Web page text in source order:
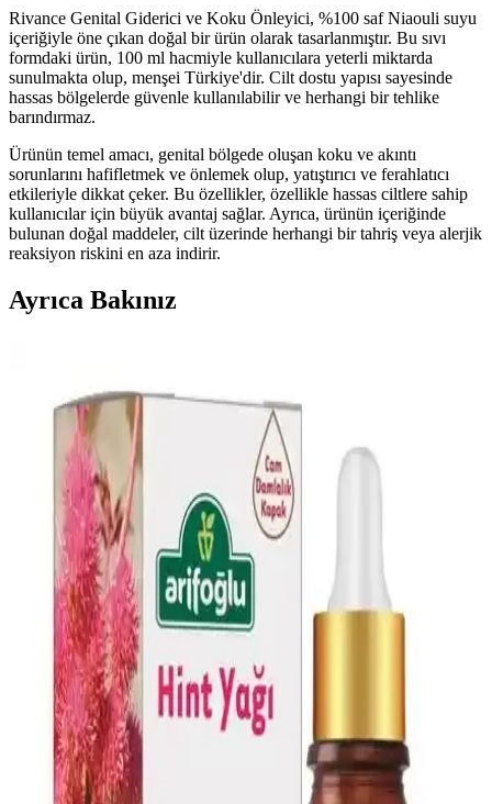
Rivance Genital Giderici ve Koku Önleyici, %100 saf Niaouli suyu
içeriğiyle öne çıkan doğal bir ürün olarak tasarlanmıştır. Bu sıvı
formdaki ürün, 100 ml hacmiyle kullanıcılara yeterli miktarda
sunulmakta olup, menşei Türkiye'dir. Cilt dostu yapısı sayesinde
hassas bölgelerde güvenle kullanılabilir ve herhangi bir tehlike
barındırmaz.
Ürünün temel amacı, genital bölgede oluşan koku ve akıntı
sorunlarını hafifletmek ve önlemek olup, yatıştırıcı ve ferahlatıcı
etkileriyle dikkat çeker. Bu özellikler, özellikle hassas ciltlere sahip
kullanıcılar için büyük avantaj sağlar. Ayrıca, ürünün içeriğinde
bulunan doğal maddeler, cilt üzerinde herhangi bir tahriş veya alerjik
reaksiyon riskini en aza indirir.
Ayrıca Bakınız
Trendleri
2024 yılında doğal ve bakım kolaylığı sağlayan saç stilleri ön planda
olacak. Trendler henüz net olmasa da, kişisel stil ve moda
gelişmeleri doğrultusunda seçimler yapılabilir.
Dr.C.Tuna Çay Ağacı Yağlı Sos Serumu: Çok Yönlü
Doğal Cilt ve Saç Bakım Ürünü
Doğal içerikli Dr.C.Tuna Çay Ağacı Yağlı Sos Serumu, cilt ve saç
derisi sorunlarına karşı çok yönlü kullanım sağlar, ferahlatıcı etkisi
ve hızlı sonuçlarıyla öne çıkar.
AVIDERM Lavanta Yağ Spreyi: Doğal ve Etkili Saç
Bakım Çözümü
AVIDERM lavanta yağı spreyi, doğal içeriklerle saçlara hafiflik,
parlaklık ve hoş koku kazandırır. Suya dayanıklı formülüyle tüm saç
tipleriyle uyum sağlar, saç derisini rahatlatır ve günlük bakımda
pratik kullanım sunar.